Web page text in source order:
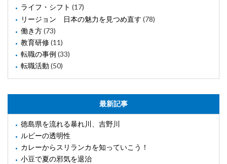
ライフ・シフト (17)
リージョン 日本の魅力を見つめ直す (78)
働き方(73)
教育研修(11)
転職の事例 (33)
転職活動 (50)
最新記事
徳島県を流れる暴れ川、吉野川
ルビーの透明性
カレーからスリランカを知っていこう！
小豆で夏の邪気を退治